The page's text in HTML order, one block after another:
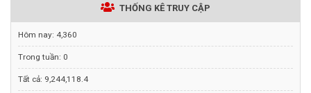
THỐNG KÊ TRUY CẬP
Hôm nay: 4,360
Trong tuần: 0
Tất cả: 9,244,118.4